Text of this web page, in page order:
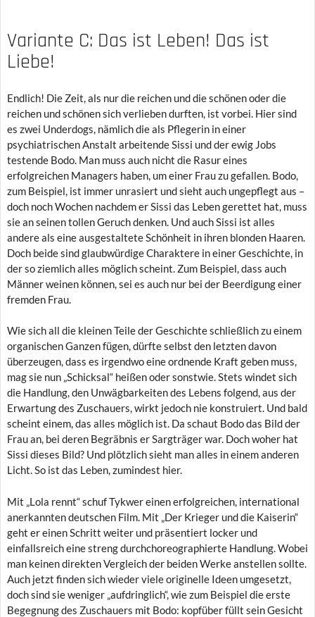
Variante C: Das ist Leben! Das ist
Liebe!
Endlich! Die Zeit, als nur die reichen und die schönen oder die
reichen und schönen sich verlieben durften, ist vorbei. Hier sind
es zwei Underdogs, nämlich die als Pflegerin in einer
psychiatrischen Anstalt arbeitende Sissi und der ewig Jobs
testende Bodo. Man muss auch nicht die Rasur eines
erfolgreichen Managers haben, um einer Frau zu gefallen. Bodo,
zum Beispiel, ist immer unrasiert und sieht auch ungepflegt aus –
doch noch Wochen nachdem er Sissi das Leben gerettet hat, muss
sie an seinen tollen Geruch denken. Und auch Sissi ist alles
andere als eine ausgestaltete Schönheit in ihren blonden Haaren.
Doch beide sind glaubwürdige Charaktere in einer Geschichte, in
der so ziemlich alles möglich scheint. Zum Beispiel, dass auch
Männer weinen können, sei es auch nur bei der Beerdigung einer
fremden Frau.
Wie sich all die kleinen Teile der Geschichte schließlich zu einem
organischen Ganzen fügen, dürfte selbst den letzten davon
überzeugen, dass es irgendwo eine ordnende Kraft geben muss,
mag sie nun „Schicksal“ heißen oder sonstwie. Stets windet sich
die Handlung, den Unwägbarkeiten des Lebens folgend, aus der
Erwartung des Zuschauers, wirkt jedoch nie konstruiert. Und bald
scheint einem, das alles möglich ist. Da schaut Bodo das Bild der
Frau an, bei deren Begräbnis er Sargträger war. Doch woher hat
Sissi dieses Bild? Und plötzlich sieht man alles in einem anderen
Licht. So ist das Leben, zumindest hier.
Mit „Lola rennt“ schuf Tykwer einen erfolgreichen, international
anerkannten deutschen Film. Mit „Der Krieger und die Kaiserin“
geht er einen Schritt weiter und präsentiert locker und
einfallsreich eine streng durchchoreographierte Handlung. Wobei
man keinen direkten Vergleich der beiden Werke anstellen sollte.
Auch jetzt finden sich wieder viele originelle Ideen umgesetzt,
doch sind sie weniger „aufdringlich“, wie zum Beispiel die erste
Begegnung des Zuschauers mit Bodo: kopfüber füllt sein Gesicht